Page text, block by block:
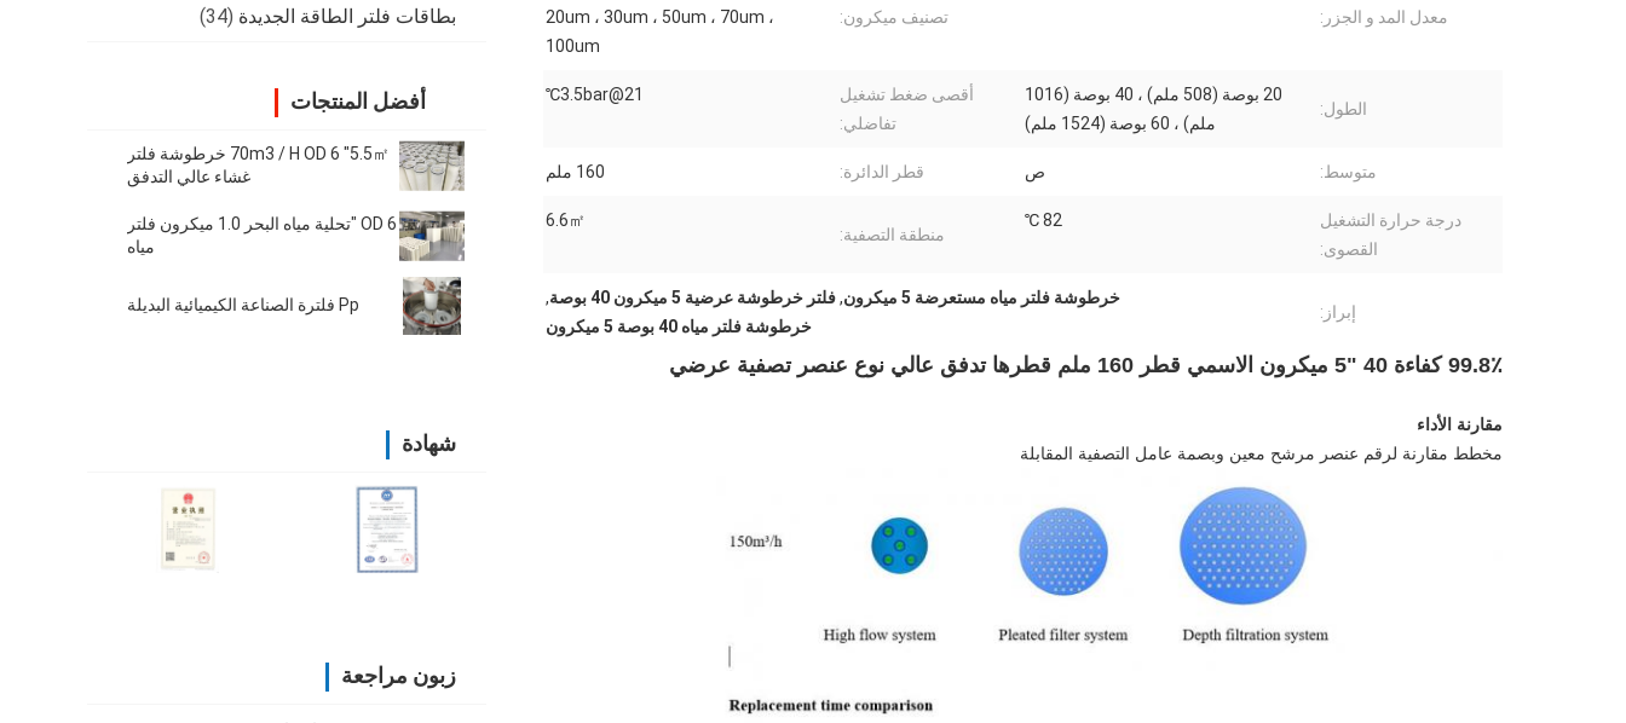
بطاقات فلتر الطاقة الجديدة (34)
أفضل المنتجات
70m3 / H OD 6 "5.5㎡ خرطوشة فلتر
غشاء عالي التدفق
OD 6 "تحلية مياه البحر 1.0 ميكرون فلتر
مياه
Pp فلترة الصناعة الكيميائية البديلة
شهادة
زبون مراجعة
معدل المد و الجزر:
تصنيف ميكرون:
20um ، 30um ، 50um ، 70um ،
100um
الطول:
20 بوصة (508 ملم) ، 40 بوصة (1016
ملم) ، 60 بوصة (1524 ملم)
أقصى ضغط تشغيل
تفاضلي:
3.5bar@21℃
متوسط: ص قطر الدائرة: 160 ملم
درجة حرارة التشغيل
القصوى:
82 ℃
منطقة التصفية:
6.6㎡
إبراز:
خرطوشة فلتر مياه مستعرضة 5 ميكرون ,فلتر خرطوشة عرضية 5 ميكرون 40 بوصة
,
خرطوشة فلتر مياه 40 بوصة 5 ميكرون
99.8٪ كفاءة 40 "5 ميكرون الاسمي قطر 160 ملم قطرها تدفق عالي نوع عنصر تصفية عرضي
مقارنة الأداء
مخطط مقارنة لرقم عنصر مرشح معين وبصمة عامل التصفية المقابلة